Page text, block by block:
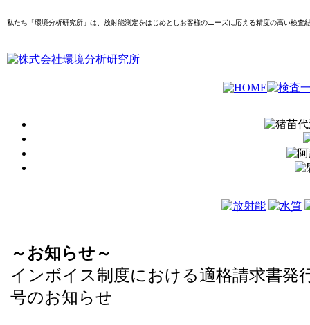
私たち「環境分析研究所」は、放射能測定をはじめとしお客様のニーズに応える精度の高い検査
～お知らせ～
インボイス制度における適格請求書発
号のお知らせ